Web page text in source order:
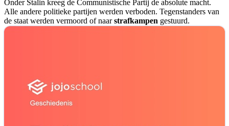
Onder Stalin kreeg de Communistische Partij de absolute macht.
Alle andere politieke partijen werden verboden. Tegenstanders van
de staat werden vermoord of naarstrafkampen gestuurd.